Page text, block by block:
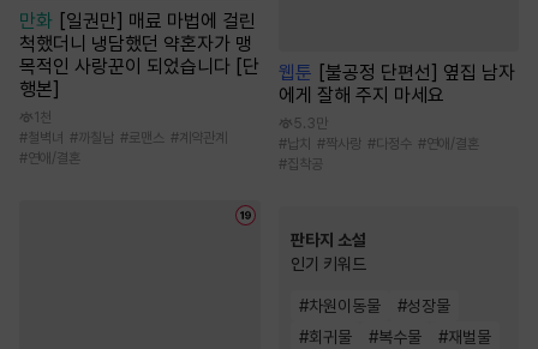
만화 [일권만] 매료 마법에 걸린
척했더니 냉담했던 약혼자가 맹
목적인 사랑꾼이 되었습니다 [단
행본]
1천
#철벽녀 #까칠남 #로맨스 # 계약관계
#연애/결혼
웹툰
[불공정 단편선] 옆집 남자
에게 잘해 주지 마세요
5.3만
#납치 #짝사랑 #다정수 #연애/결혼
#집착공
판타지 소설
인기 키워드
#차원이동물 #성장물
#회귀물 #복수물 #재벌물